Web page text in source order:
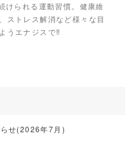
けられる運動習慣。健康維
ストレス解消など様々な目
うエナジスで‼
せ(2026年7月)